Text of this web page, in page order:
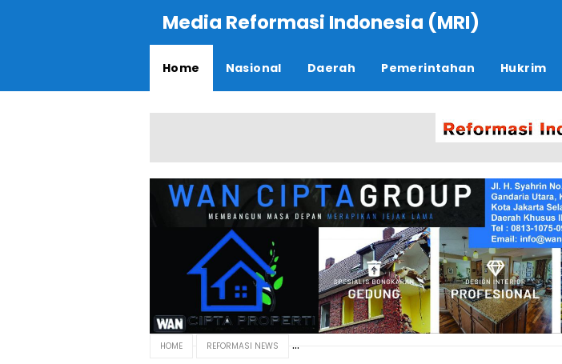
Media Reformasi Indonesia (MRI)
Home Nasional Daerah Pemerintahan Hukrim
HOME REFORMASI NEWS